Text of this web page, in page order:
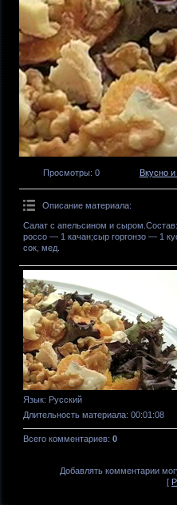
Просмотры: 0 Вкусно
Описание материала:
Салат с апельсином и
россо — 1 качан;сыр горгонзо — 1
сок, мед.
Язык: Русский
Длительность материала: 00:01:08
Всего комментариев: 0
Добавлять комментарии
[